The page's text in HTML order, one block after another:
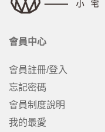
會員中心
會員註冊/登入
忘記密碼
會員制度說明
我的最愛